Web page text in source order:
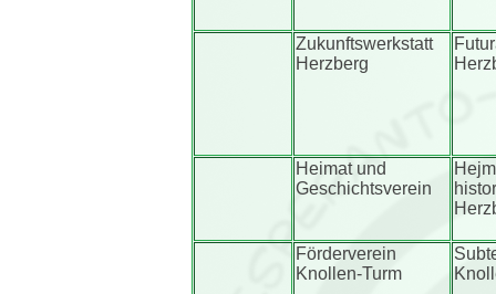
Zukunftswerkstatt
Herzberg
Heimat und
Geschichtsverein
Förderverein
Knollen-Turm